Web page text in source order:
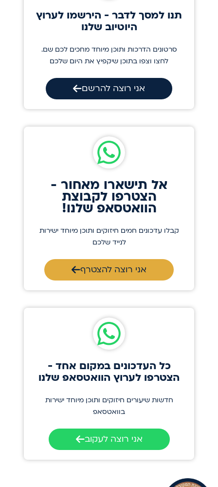
תנו למסך לדבר - הירשמו לערוץ
היוטיוב שלנו
סרטונים הדרכות ותוכן מיוחד מחכים לכם שם.
לחצו וצפו בתוכן שיקפיץ את היום שלכם
אני רוצה להרשם
אל תישארו מאחור -
הצטרפו לקבוצת
הוואטסאפ שלנו!
קבלו עדכונים חמים חיזוקים ותוכן מיוחד ישירות
לנייד שלכם
אני רוצה להצטרף
כל העדכונים במקום אחד -
הצטרפו לערוץ הוואטסאפ שלנו
חדשות שיעורים חיזוקים ותוכן מיוחד ישירות
בוואטסאפ
אני רוצה לעקוב